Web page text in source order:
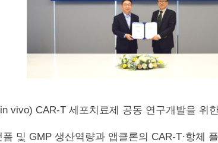
vivo) CAR-T 세포치료제 공동 연구개발을 위
및 GMP 생산역량과 앱클론의 CAR-T·항체